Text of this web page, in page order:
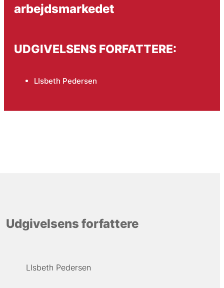
arbejdsmarkedet
UDGIVELSENS FORFATTERE:
LIsbeth Pedersen
Udgivelsens forfattere
LIsbeth Pedersen